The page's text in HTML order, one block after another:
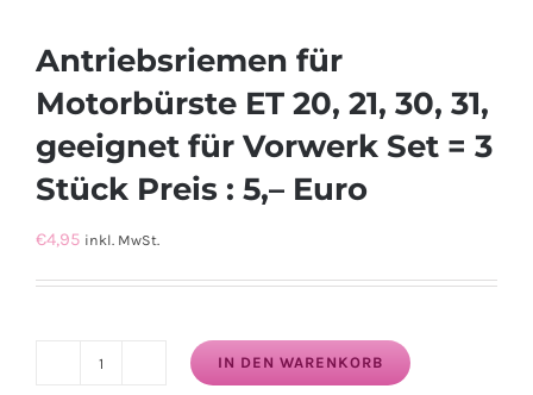
Antriebsriemen für
Motorbürste ET 20, 21, 30, 31,
geeignet für Vorwerk Set = 3
Stück Preis : 5,– Euro
€4,95 inkl. MwSt.
Antriebsriemen
IN DEN WARENKORB